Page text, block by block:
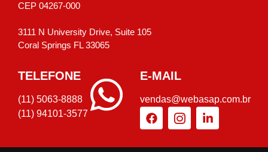
CEP 04267-000
3111 N University Drive, Suite 105
Coral Springs FL 33065
TELEFONE
(11) 5063-8888
(11) 94101-3577
E-MAIL
vendas@webasap.com.br